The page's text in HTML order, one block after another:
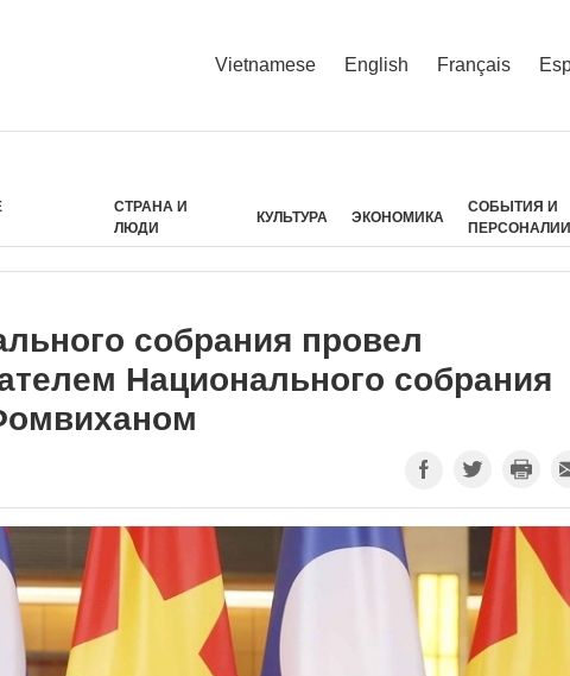
Vietnamese English Français
СТРАНА И
ЛЮДИ
КУЛЬТУРА ЭКОНОМИКА
СОБЫТИЯ И
собрания провел
Национального собрания